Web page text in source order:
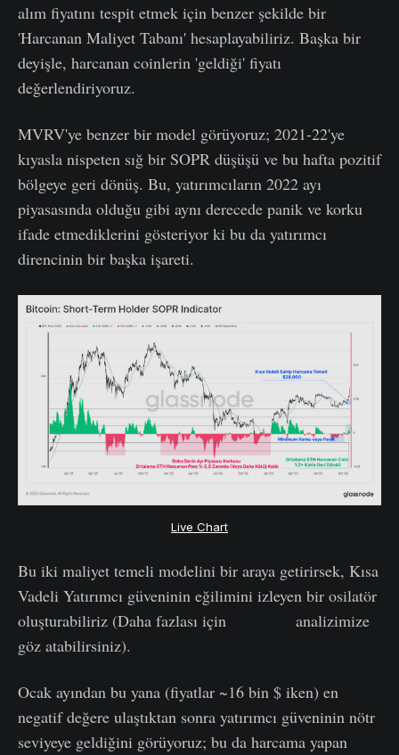
alım fiyatını tespit etmek için benzer şekilde bir
'Harcanan Maliyet Tabanı' hesaplayabiliriz. Başka bir
deyişle, harcanan coinlerin 'geldiği' fiyatı
değerlendiriyoruz.
MVRV'ye benzer bir model görüyoruz; 2021-22'ye
kıyasla nispeten sığ bir SOPR düşüşü ve bu hafta pozitif
bölgeye geri dönüş. Bu, yatırımcıların 2022 ayı
piyasasında olduğu gibi aynı derecede panik ve korku
ifade etmediklerini gösteriyor ki bu da yatırımcı
direncinin bir başka işareti.
Live Chart
Bu iki maliyet temeli modelini bir araya getirirsek, Kısa
Vadeli Yatırımcı güveninin eğilimini izleyen bir osilatör
oluşturabiliriz (Daha fazlası için
analizimize
göz atabilirsiniz).
Ocak ayından bu yana (fiyatlar ~16 bin $ iken) en
negatif değere ulaştıktan sonra yatırımcı güveninin nötr
seviyeye geldiğini görüyoruz; bu da harcama yapan